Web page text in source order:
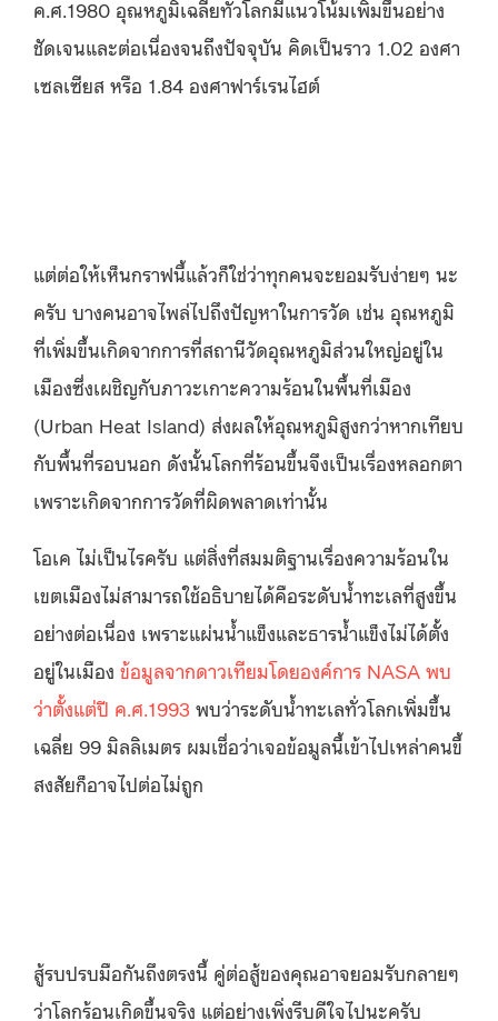
ค.ศ.1980 อุณหภูมิเฉลี่ยทั่วโลกมีแนวโน้มเพิ่มขึ้นอย่าง
ชัดเจนและต่อเนื่องจนถึงปัจจุบัน คิดเป็นราว 1.02 องศา
เซลเซียส หรือ 1.84 องศาฟาร์เรนไฮต์
แต่ต่อให้เห็นกราฟนี้แล้วก็ใช่ว่าทุกคนจะยอมรับง่ายๆ นะ
ครับ บางคนอาจไพล่ไปถึงปัญหาในการวัด เช่น อุณหภูมิ
ที่เพิ่มขึ้นเกิดจากการที่สถานีวัดอุณหภูมิส่วนใหญ่อยู่ใน
เมืองซึ่งเผชิญกับภาวะเกาะความร้อนในพื้นที่เมือง
(Urban Heat Island) ส่งผลให้อุณหภูมิสูงกว่าหากเทียบ
กับพื้นที่รอบนอก ดังนั้นโลกที่ร้อนขึ้นจึงเป็นเรื่องหลอกตา
เพราะเกิดจากการวัดที่ผิดพลาดเท่านั้น
โอเค ไม่เป็นไรครับ แต่สิ่งที่สมมติฐานเรื่องความร้อนใน
เขตเมืองไม่สามารถใช้อธิบายได้คือระดับน้ำทะเลที่สูงขึ้น
อย่างต่อเนื่อง เพราะแผ่นน้ำแข็งและธารน้ำแข็งไม่ได้ตั้ง
อยู่ในเมือง ข้อมูลจากดาวเทียมโดยองค์การ NASA พบ
ว่าตั้งแต่ปี ค.ศ.1993 พบว่าระดับน้ำทะเลทั่วโลกเพิ่มขึ้น
เฉลี่ย 99 มิลลิเมตร ผมเชื่อว่าเจอข้อมูลนี้เข้าไปเหล่าคนขี้
สงสัยก็อาจไปต่อไม่ถูก
สู้รบปรบมือกันถึงตรงนี้ คู่ต่อสู้ของคุณอาจยอมรับกลายๆ
ว่าโลกร้อนเกิดขึ้นจริง แต่อย่างเพิ่งรีบดีใจไปนะครับ